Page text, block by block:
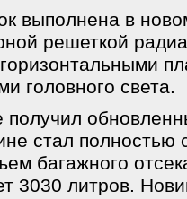
выполнена в
решеткой
головного света.
получил
стал
багажного
3030 литров.